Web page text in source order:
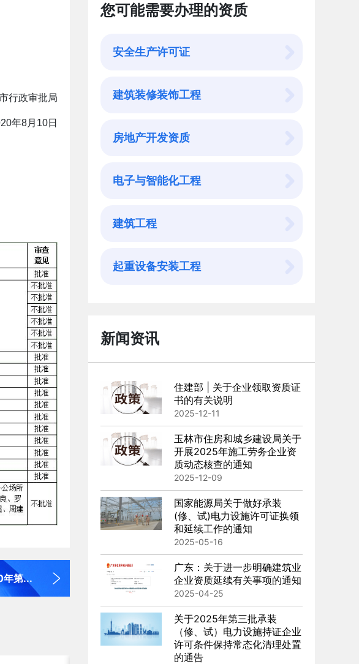
您可能需要办理的资质
安全生产许可证
建筑装修装饰工程
房地产开发资质
电子与智能化工程
建筑工程
起重设备安装工程
新闻资讯
住建部 | 关于企业领取资质证
书的有关说明
2025-12-11
玉林市住房和城乡建设局关于
开展2025年施工劳务企业资
质动态核查的通知
2025-12-09
国家能源局关于做好承装
(修、试)电力设施许可证换领
和延续工作的通知
2025-05-16
广东：关于进一步明确建筑业
企业资质延续有关事项的通知
2025-04-25
关于2025年第三批承装
（修、试）电力设施持证企业
许可条件保持常态化清理处置
的通告
政审批局
年8月10日
年第...